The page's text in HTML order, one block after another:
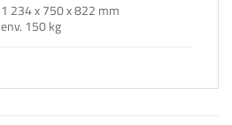
1 234 x 750 x 822 mm
env. 150 kg